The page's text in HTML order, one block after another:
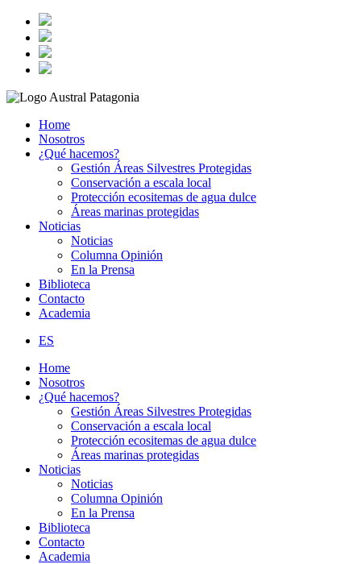
Home
Nosotros
¿Qué hacemos?
Gestión Áreas Silvestres Protegidas
Conservación a escala local
Protección ecositemas de agua dulce
Áreas marinas protegidas
Noticias
Noticias
Columna Opinión
En la Prensa
Biblioteca
Contacto
Academia
ES
Home
Nosotros
¿Qué hacemos?
Gestión Áreas Silvestres Protegidas
Conservación a escala local
Protección ecositemas de agua dulce
Áreas marinas protegidas
Noticias
Noticias
Columna Opinión
En la Prensa
Biblioteca
Contacto
Academia